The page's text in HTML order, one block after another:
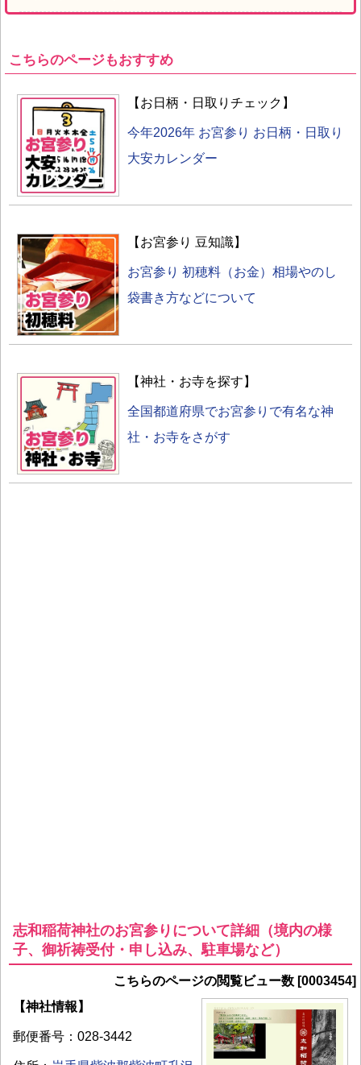
こちらのページもおすすめ
【お日柄・日取りチェック】
今年2026年 お宮参り お日柄・日取り
大安カレンダー
【お宮参り 豆知識】
お宮参り 初穂料（お金）相場やのし
袋書き方などについて
【神社・お寺を探す】
全国都道府県でお宮参りで有名な神
社・お寺をさがす
志和稲荷神社のお宮参りについて詳細（境内の様
子、御祈祷受付・申し込み、駐車場など）
こちらのページの閲覧ビュー数 [0003454]
【神社情報】
郵便番号：028-3442